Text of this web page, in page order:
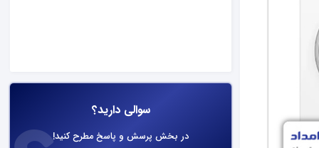
سوالی دارید؟
در بخش پرسش و پاسخ مطرح کنید!